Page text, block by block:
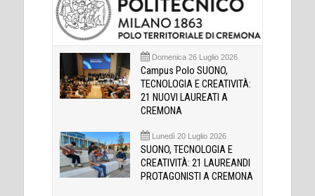
Domenica 26 Luglio 2026
Campus Polo SUONO,
TECNOLOGIA E CREATIVITÀ:
21 NUOVI LAUREATI A
CREMONA
Lunedì 20 Luglio 2026
SUONO, TECNOLOGIA E
CREATIVITÀ: 21 LAUREANDI
PROTAGONISTI A CREMONA